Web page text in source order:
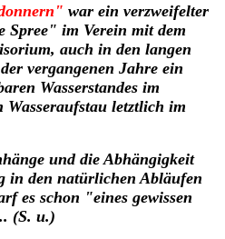
war ein verzweifelter
Spree" im Verein mit dem
auch in den langen
vergangenen Jahre ein
Wasserstandes im
Wasseraufstau letztlich im
und die Abhängigkeit
in den natürlichen Abläufen
es schon "eines gewissen
(S. u.)